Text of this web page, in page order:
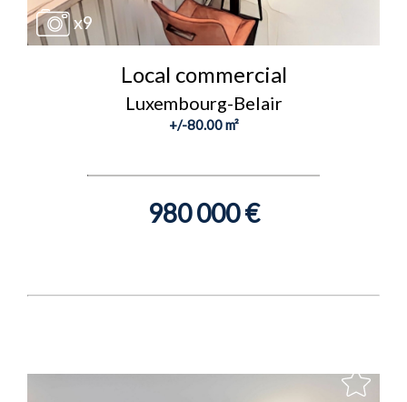
x9
Local commercial
Luxembourg-Belair
+/-80.00 m²
980 000 €